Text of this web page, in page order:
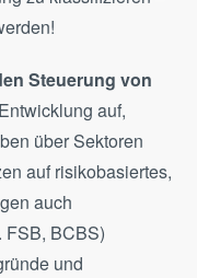
Steuerung von
auf,
über Sektoren
auf risikobasiertes,
auch
FSB, BCBS)
und